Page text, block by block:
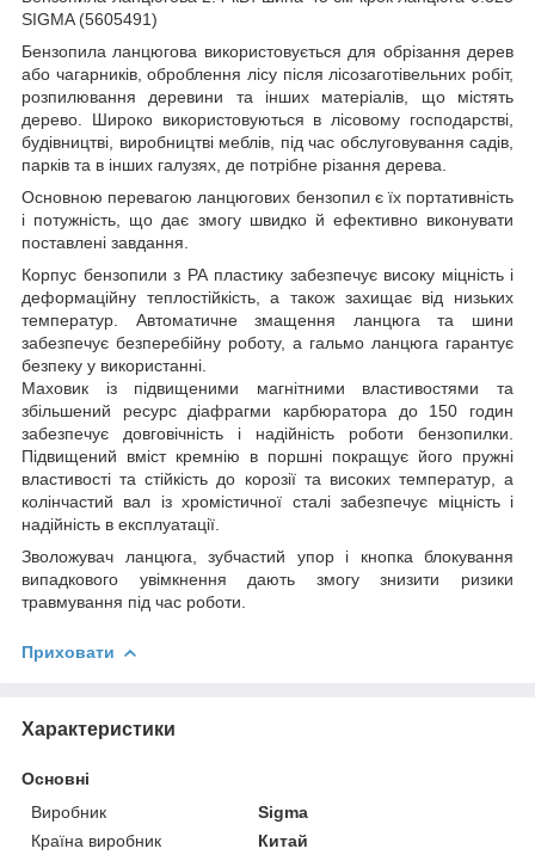
SIGMA (5605491)
Бензопила ланцюгова використовується для обрізання дерев
або чагарників, оброблення лісу після лісозаготівельних робіт,
розпилювання деревини та інших матеріалів, що містять
дерево. Широко використовуються в лісовому господарстві,
будівництві, виробництві меблів, під час обслуговування садів,
парків та в інших галузях, де потрібне різання дерева.
Основною перевагою ланцюгових бензопил є їх портативність
і потужність, що дає змогу швидко й ефективно виконувати
поставлені завдання.
Корпус бензопили з РА пластику забезпечує високу міцність і
деформаційну теплостійкість, а також захищає від низьких
температур. Автоматичне змащення ланцюга та шини
забезпечує безперебійну роботу, а гальмо ланцюга гарантує
безпеку у використанні.
Маховик із підвищеними магнітними властивостями та
збільшений ресурс діафрагми карбюратора до 150 годин
забезпечує довговічність і надійність роботи бензопилки.
Підвищений вміст кремнію в поршні покращує його пружні
властивості та стійкість до корозії та високих температур, а
колінчастий вал із хромістичної сталі забезпечує міцність і
надійність в експлуатації.
Зволожувач ланцюга, зубчастий упор і кнопка блокування
випадкового увімкнення дають змогу знизити ризики
травмування під час роботи.
Приховати
Характеристики
Основні
Виробник
Sigma
Країна виробник
Китай